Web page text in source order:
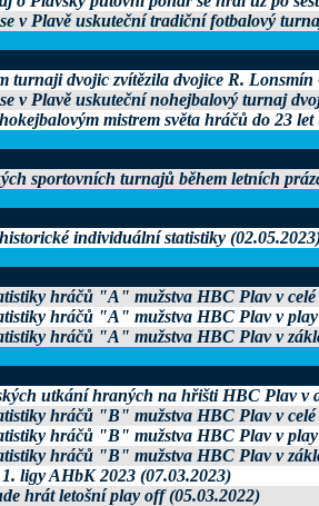
v Plavě uskuteční tradiční fotbalový
turnaji dvojic zvítězila dvojice R.
v Plavě uskuteční nohejbalový turnaj
mistrem světa hráčů do 23 let
sportovních turnajů během letních
individuální statistiky
hráčů "A" mužstva HBC Plav v celé
hráčů "A" mužstva HBC Plav v
hráčů "A" mužstva HBC Plav v
utkání hraných na hřišti HBC Plav v
hráčů "B" mužstva HBC Plav v celé
hráčů "B" mužstva HBC Plav v
hráčů "B" mužstva HBC Plav v
ligy AHbK 2023 (07.03.2023)
hrát letošní play off (05.03.2022)